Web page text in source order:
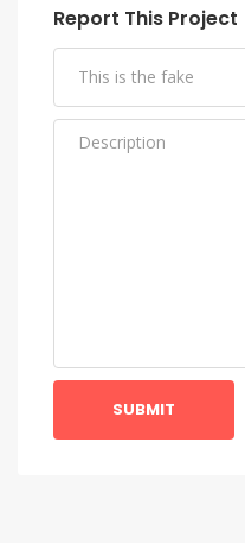
Report This Project
SUBMIT